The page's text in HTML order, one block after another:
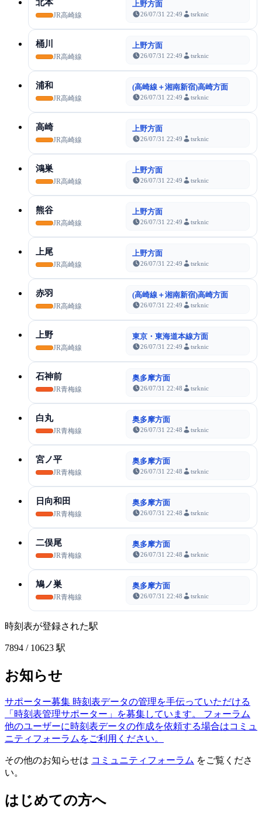
北本
JR高崎線
上野方面
26/07/31 22:49 tsrknic
桶川
JR高崎線
上野方面
26/07/31 22:49 tsrknic
浦和
JR高崎線
(高崎線＋湘南新宿)高崎方面
26/07/31 22:49 tsrknic
高崎
JR高崎線
上野方面
26/07/31 22:49 tsrknic
鴻巣
JR高崎線
上野方面
26/07/31 22:49 tsrknic
熊谷
JR高崎線
上野方面
26/07/31 22:49 tsrknic
上尾
JR高崎線
上野方面
26/07/31 22:49 tsrknic
赤羽
JR高崎線
(高崎線＋湘南新宿)高崎方面
26/07/31 22:49 tsrknic
上野
JR高崎線
東京・東海道本線方面
26/07/31 22:49 tsrknic
石神前
JR青梅線
奥多摩方面
26/07/31 22:48 tsrknic
白丸
JR青梅線
奥多摩方面
26/07/31 22:48 tsrknic
宮ノ平
JR青梅線
奥多摩方面
26/07/31 22:48 tsrknic
日向和田
JR青梅線
奥多摩方面
26/07/31 22:48 tsrknic
二俣尾
JR青梅線
奥多摩方面
26/07/31 22:48 tsrknic
鳩ノ巣
JR青梅線
奥多摩方面
26/07/31 22:48 tsrknic
時刻表が登録された駅
7894 / 10623 駅
お知らせ
サポーター募集 時刻表データの管理を手伝っていただける
「時刻表管理サポーター」を募集しています。
フォーラム
他のユーザーに時刻表データの作成を依頼する場合はコミュ
ニティフォーラムをご利用ください。
その他のお知らせは コミュニティフォーラム をご覧くださ
い。
はじめての方へ